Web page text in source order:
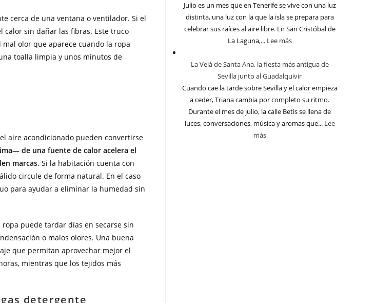
cerca de una ventana o ventilador. Si el
calor sin dañar las fibras. Este truco
olor que aparece cuando la ropa
toalla limpia y unos minutos de
aire acondicionado pueden convertirse
de una fuente de calor acelera el
marcas. Si la habitación cuenta con
circule de forma natural. En el caso
para ayudar a eliminar la humedad sin
puede tardar días en secarse sin
o malos olores. Una buena
que permitan aprovechar mejor el
mientras que los tejidos más
detergente
Julio es un mes que en Tenerife se vive con una luz
distinta, una luz con la que la isla se prepara para
celebrar sus raíces al aire libre. En San Cristóbal de
La Laguna,... Lee más
La Velá de Santa Ana, la fiesta más antigua de
Sevilla junto al Guadalquivir
Cuando cae la tarde sobre Sevilla y el calor empieza
a ceder, Triana cambia por completo su ritmo.
Durante el mes de julio, la calle Betis se llena de
luces, conversaciones, música y aromas que... Lee
más